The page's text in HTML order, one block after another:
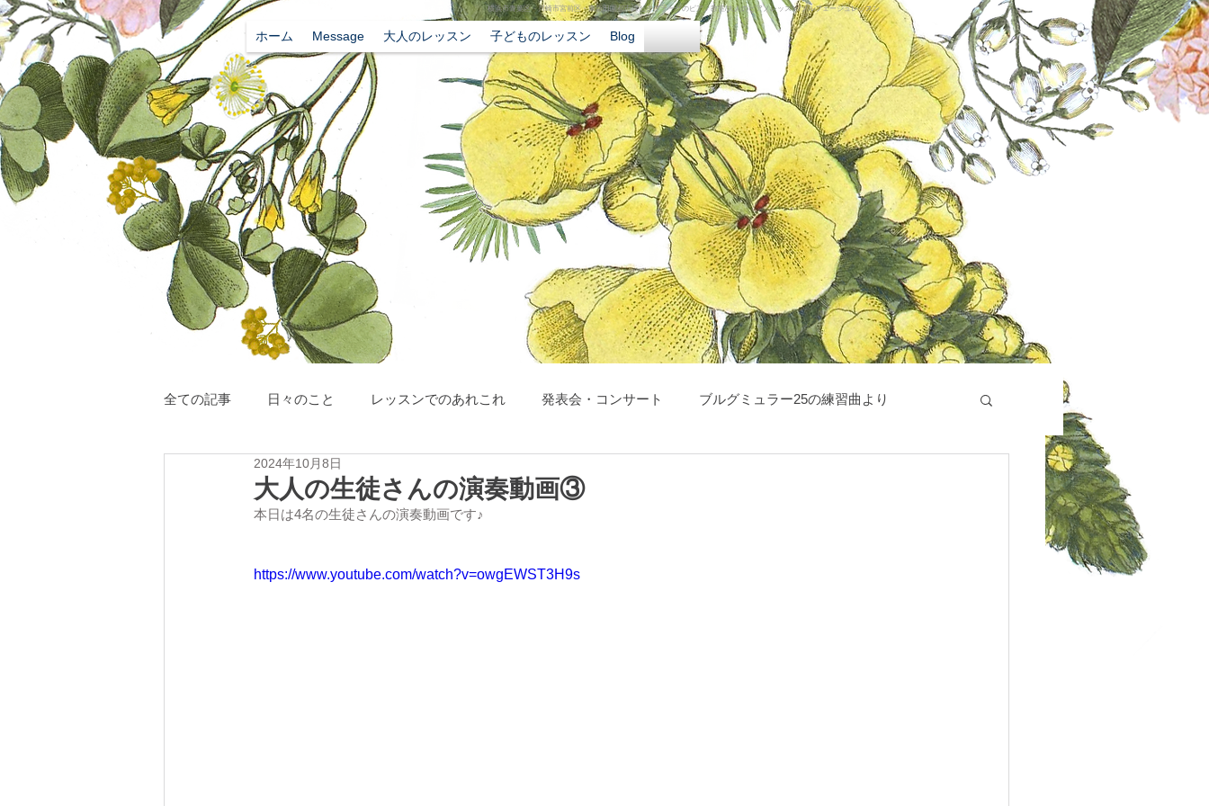
横浜市青葉区・川崎市宮前区・東急田園都市線たまプラーザのピアノ教室/大人のピアノレッスン/ソルフェージュレッスン
ホーム Message 大人のレッスン 子どものレッスン Blog
全ての記事 日々のこと レッスンでのあれこれ 発表会・コンサート ブルグミュラー25の練習曲より
ピアノ教室の感染症対策
大人の生徒さんの演奏動画③
2024年10月8日
本日は4名の生徒さんの演奏動画です♪
https://www.youtube.com/watch?v=owgEWST3H9s